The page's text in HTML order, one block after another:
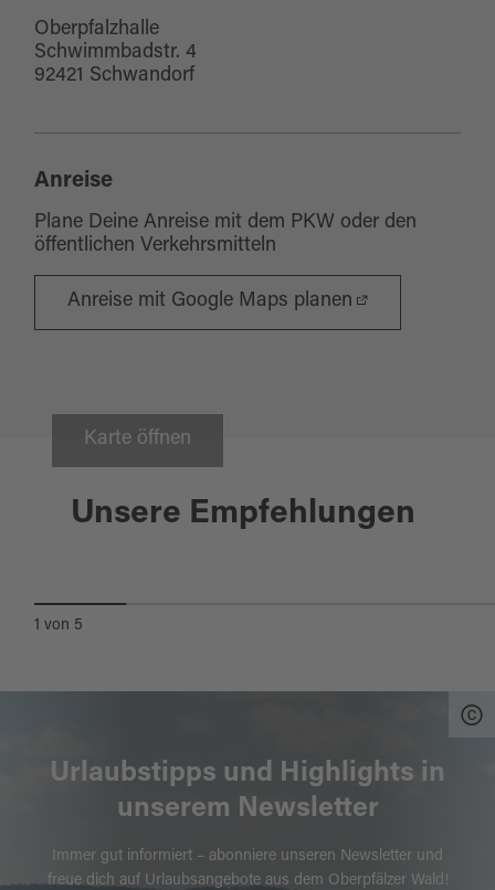
Oberpfalzhalle
Schwimmbadstr. 4
92421 Schwandorf
Anreise
Plane Deine Anreise mit dem PKW oder den
öffentlichen Verkehrsmitteln
Anreise mit Google Maps planen
Karte öffnen
Unsere Empfehlungen
Schwandorf
INES PROCTER - BÄSD OFF "DIE
1 von 5
Urlaubstipps und Highlights in
unserem Newsletter
Immer gut informiert – abonniere unseren Newsletter und
freue dich auf Urlaubsangebote aus dem Oberpfälzer Wald!